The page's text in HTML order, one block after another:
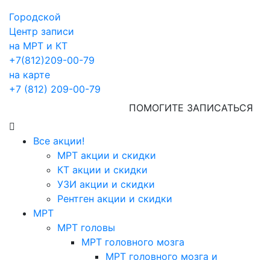
Городской
Центр записи
на МРТ и КТ
+7(812)209-00-79
на карте
+7 (812) 209-00-79
ПОМОГИТЕ ЗАПИСАТЬСЯ
Все акции!
МРТ акции и скидки
КТ акции и скидки
УЗИ акции и скидки
Рентген акции и скидки
МРТ
МРТ головы
МРТ головного мозга
МРТ головного мозга и